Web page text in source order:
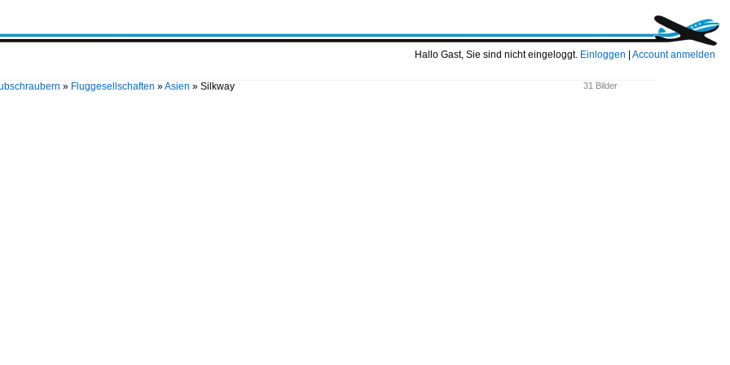
Hallo Gast, Sie sind nicht eingeloggt. Einloggen Account anmelden
31 Bilder
» Fluggesellschaften »Asien » Silkway